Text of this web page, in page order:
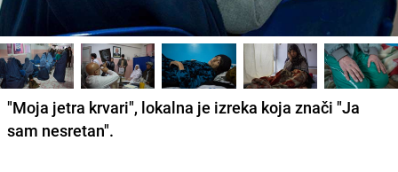
"Moja jetra krvari", lokalna je izreka koja znači "Ja
sam nesretan".